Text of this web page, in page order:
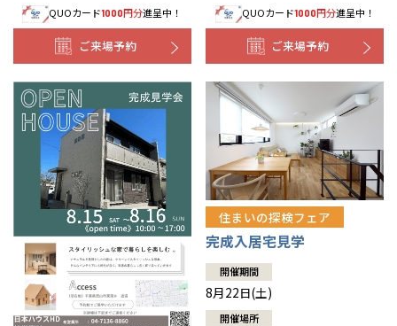
QUOカード1000円分進呈中！
ご来場予約
QUOカード1000円分進呈中！
ご来場予約
住まいの探検フェア
完成入居宅見学
開催期間
8月22日(土)
開催場所